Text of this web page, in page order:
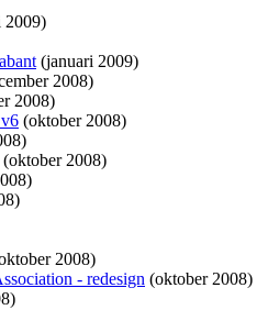
2009)
(januari 2009)
2008)
2008)
(oktober 2008)
(oktober 2008)
2008)
- redesign (oktober 2008)